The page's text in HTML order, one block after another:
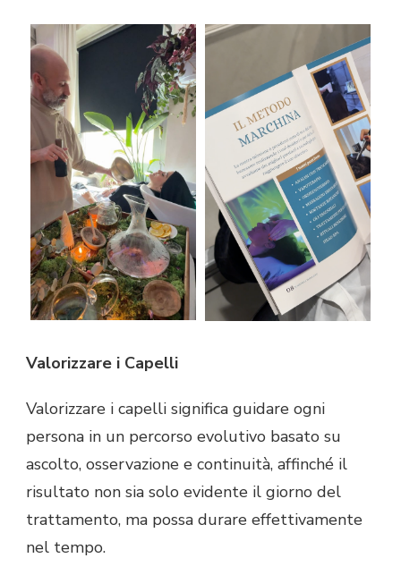
Valorizzare i Capelli
Valorizzare i capelli significa guidare ogni
persona in un percorso evolutivo basato su
ascolto, osservazione e continuità, affinché il
risultato non sia solo evidente il giorno del
trattamento, ma possa durare effettivamente
nel tempo.